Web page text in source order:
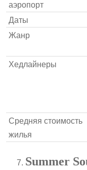
аэропорт
Даты
Жанр
Хедлайнеры
Средняя стоимость
жилья
Summer